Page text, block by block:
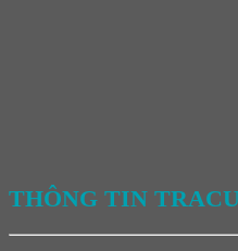
THÔNG TIN